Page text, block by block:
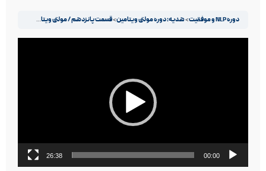
دوره NLP و موفقیت هدیه: دوره مولتی ویتامین قسمت پانزدهم / مولتی ویتامین
00:00
26:38